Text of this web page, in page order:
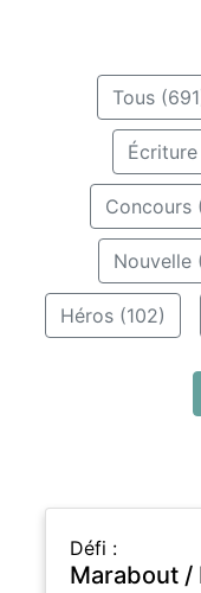
Tous
Écriture
Concours
Nouvelle
Héros (102)
Défi :
Marabout /